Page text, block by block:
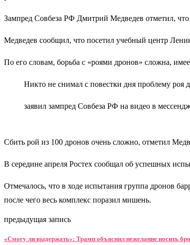
Зампред Совбеза РФ Дмитрий Медведев отметил,
Медведев сообщил, что посетил учебный центр
По его словам, борьба с «роями дронов» сложна,
Никто не снимал с повестки дня проблему роя
заявил зампред Совбеза РФ на видео в
Сбить рой из 100 дронов очень сложно, отметил
В середине апреля Ростех сообщал об успешных
Отмечалось, что в ходе испытания группа дронов
после чего весь комплекс поразил мишень.
предыдущая запись
«Смогу ли выдержать»: Трамп объяснил нежелание носить